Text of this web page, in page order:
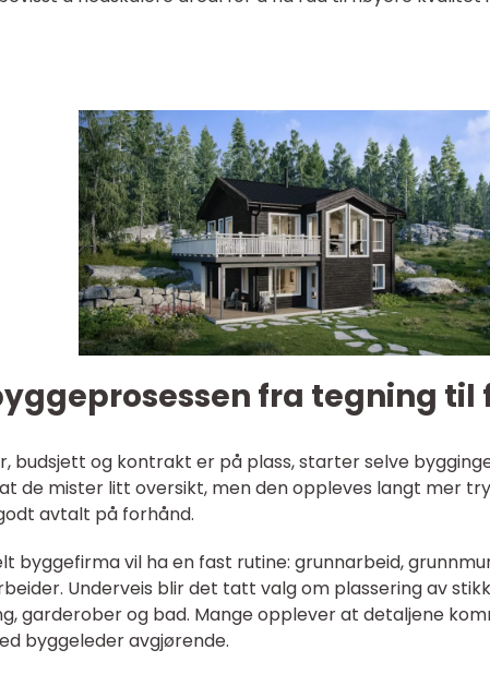
fra tegning til
budsjett og kontrakt er på plass, starter selve
de mister litt oversikt, men den oppleves langt mer
avtalt på forhånd.
byggefirma vil ha en fast rutine: grunnarbeid,
Underveis blir det tatt valg om plassering av
garderober og bad. Mange opplever at detaljene
byggeleder avgjørende.